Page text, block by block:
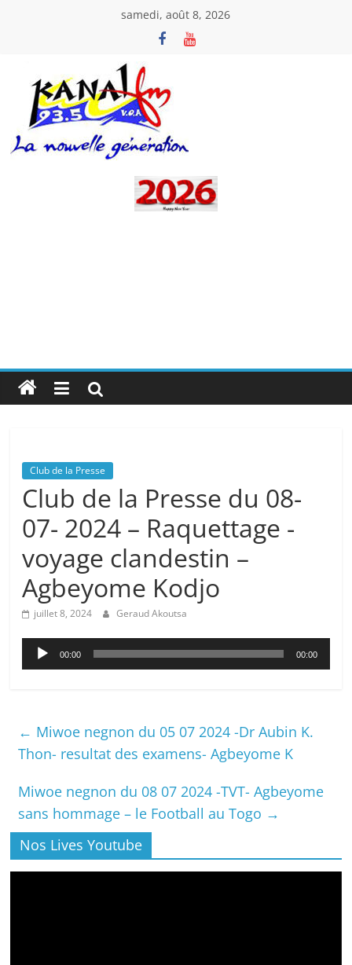
samedi, août 8, 2026
Kanal
Club de la Presse
Club de la Presse du 08-
07- 2024 – Raquettage -
voyage clandestin –
Agbeyome Kodjo
juillet 8, 2024 Geraud Akoutsa
Lecteur
audio
00:00 00:00
← Miwoe negnon du 05 07 2024 -Dr Aubin K.
Thon- resultat des examens- Agbeyome K
Miwoe negnon du 08 07 2024 -TVT- Agbeyome
sans hommage – le Football au Togo →
Nos Lives Youtube